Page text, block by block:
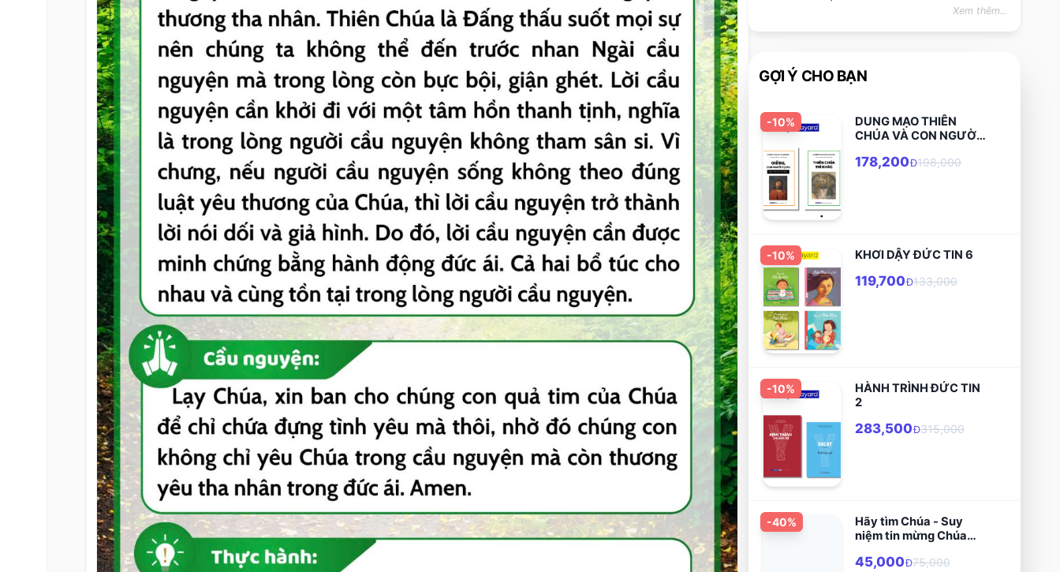
Xem thêm...
GỢI Ý CHO BẠN
-10%
DUNG MẠO THIÊN
CHÚA VÀ CON NGƯỜI
178,200Đ198,000
-10% KHƠI DẬY ĐỨC TIN 6
119,700Đ133,000
-10%
HÀNH TRÌNH ĐỨC TIN
2
283,500Đ315,000
-40%
Hãy tìm Chúa - Suy
niệm tin mừng Chúa
năm B
45,000Đ75,000